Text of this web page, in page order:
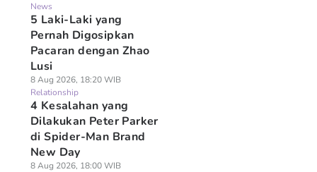
News
5 Laki-Laki yang
Pernah Digosipkan
Pacaran dengan Zhao
Lusi
8 Aug 2026, 18:20 WIB
Relationship
4 Kesalahan yang
Dilakukan Peter Parker
di Spider-Man Brand
New Day
8 Aug 2026, 18:00 WIB